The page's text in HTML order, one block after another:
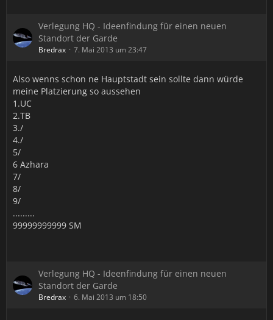
Verlegung HQ - Ideenfindung für einen neuen
Standort der Garde
Bredrax 7. Mai 2013 um 23:47
Also wenns schon ne Hauptstadt sein sollte dann würde
meine Platzierung so aussehen
1.UC
2.TB
3./
4./
5/
6 Azhara
7/
8/
9/
.........
99999999999 SM
Verlegung HQ - Ideenfindung für einen neuen
Standort der Garde
Bredrax 6. Mai 2013 um 18:50